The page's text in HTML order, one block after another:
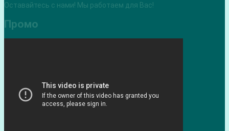
Оставайтесь с нами! Мы работаем для Вас!
Промо